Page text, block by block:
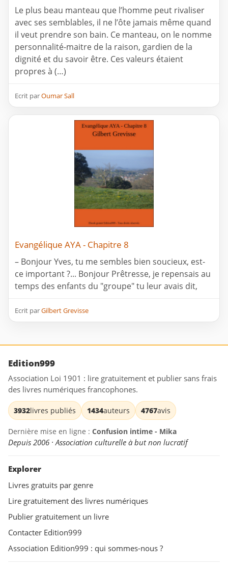
Le plus beau manteau que l’homme peut rivaliser
avec ses semblables, il ne l’ôte jamais même quand
il veut prendre son bain. Ce manteau, on le nomme
personnalité-maitre de la raison, gardien de la
dignité et du savoir être. Ces valeurs étaient
propres à (…)
Ecrit parOumar Sall
Evangélique AYA - Chapitre 8
– Bonjour Yves, tu me sembles bien soucieux, est-
ce important ?... Bonjour Prêtresse, je repensais au
temps des enfants du "groupe" tu leur avais dit,
Ecrit parGilbert Grevisse
Edition999
Association Loi 1901 : lire gratuitement et publier sans frais
des livres numériques francophones.
3932livres publiés 1434auteurs 4767avis
Dernière mise en ligne : Confusion intime - Mika
Depuis 2006 · Association culturelle à but non lucratif
Explorer
Livres gratuits par genre
Lire gratuitement des livres numériques
Publier gratuitement un livre
Contacter Edition999
Association Edition999 : qui sommes-nous ?